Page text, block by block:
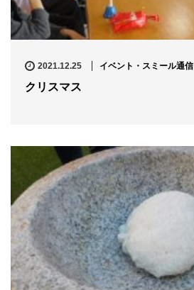
2021.12.25 イベント・スミール通信
クリスマス